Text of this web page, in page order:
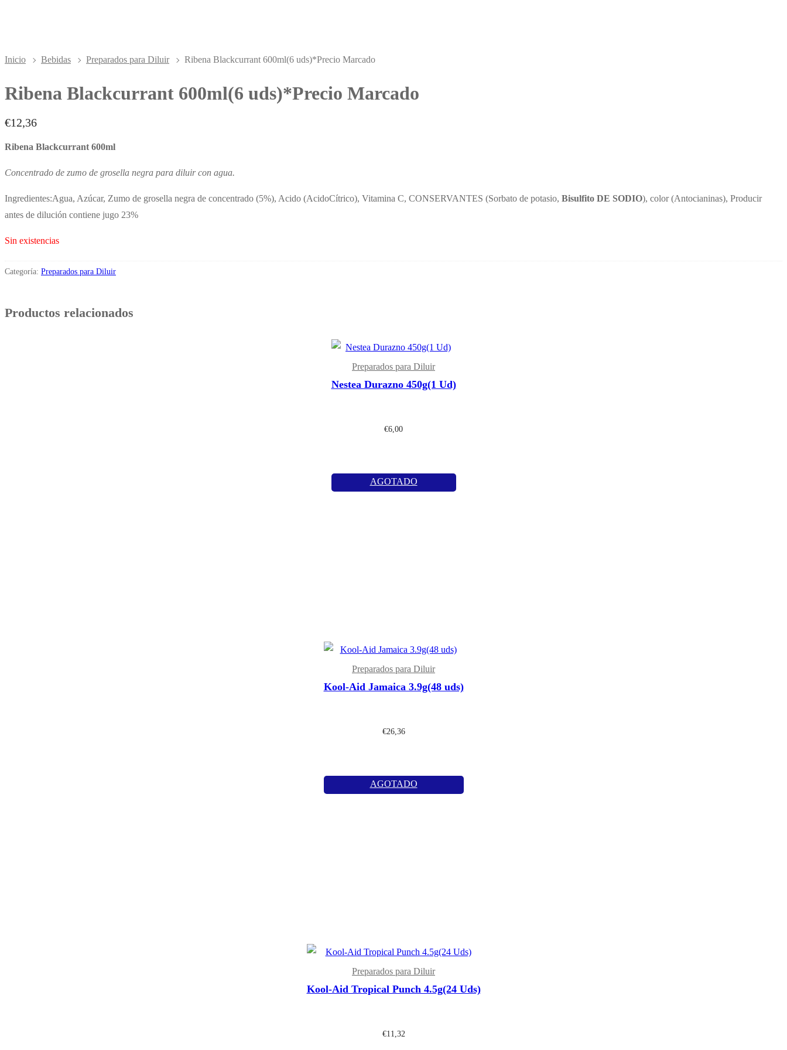
Inicio Bebidas Preparados para Diluir Ribena Blackcurrant 600ml(6 uds)*Precio Marcado
Ribena Blackcurrant 600ml(6 uds)*Precio Marcado
€12,36
Ribena Blackcurrant 600ml
Concentrado de zumo de grosella negra para diluir con agua.
Ingredientes:Agua, Azúcar, Zumo de grosella negra de concentrado (5%), Acido (AcidoCítrico), Vitamina C, CONSERVANTES (Sorbato de potasio, Bisulfito DE SODIO), color (Antocianinas), Producir
antes de dilución contiene jugo 23%
Sin existencias
Categoría: Preparados para Diluir
Productos relacionados
Preparados para Diluir
Nestea Durazno 450g(1 Ud)
€6,00
AGOTADO
Preparados para Diluir
Kool-Aid Jamaica 3.9g(48 uds)
€26,36
AGOTADO
Preparados para Diluir
Kool-Aid Tropical Punch 4.5g(24 Uds)
€11,32